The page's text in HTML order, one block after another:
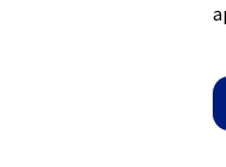
To